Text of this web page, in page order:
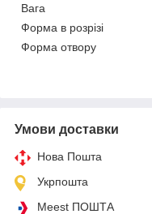
Вага
Форма в розрізі
Форма отвору
Умови доставки
Нова Пошта
Укрпошта
Meest ПОШТА